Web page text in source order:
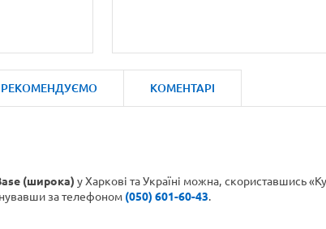
РЕКОМЕНДУЄМО КОМЕНТАРІ
(широка) у Харкові та Україні можна, скориставшись
за телефоном (050) 601-60-43.